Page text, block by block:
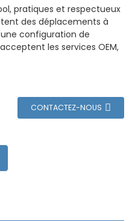
pratiques et respectueux
des déplacements à
configuration de
les services OEM,
CONTACTEZ-NOUS